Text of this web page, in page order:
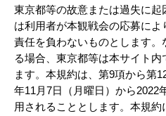
東京都等の故意または過失に
は利用者が本観戦会の応募に
責任を負わないものとします
る場合、東京都等は本サイト
ます。本規約は、第9項から第
年11月7日（月曜日）から2022
用されることとします。本規